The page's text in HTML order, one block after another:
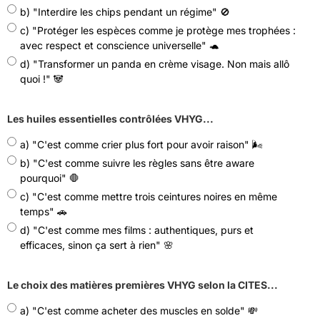
b) "Interdire les chips pendant un régime" 🚫
c) "Protéger les espèces comme je protège mes trophées :
avec respect et conscience universelle" 🐢
d) "Transformer un panda en crème visage. Non mais allô
quoi !" 🐼
Les huiles essentielles contrôlées VHYG...
a) "C'est comme crier plus fort pour avoir raison" 🌬
b) "C'est comme suivre les règles sans être aware
pourquoi" 🛑
c) "C'est comme mettre trois ceintures noires en même
temps" 🚗
d) "C'est comme mes films : authentiques, purs et
efficaces, sinon ça sert à rien" 🌸
Le choix des matières premières VHYG selon la CITES...
a) "C'est comme acheter des muscles en solde" 💸